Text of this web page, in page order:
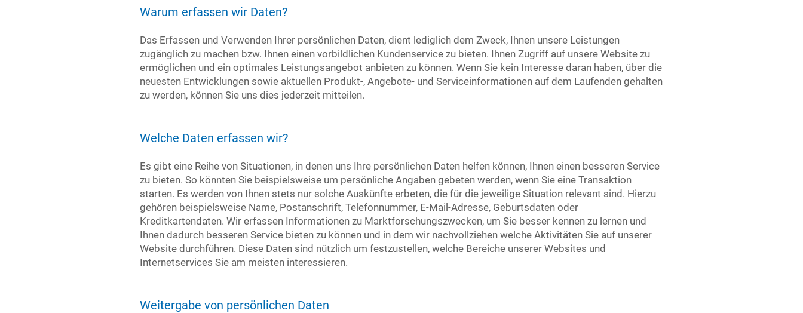
Warum erfassen wir Daten?
Das Erfassen und Verwenden Ihrer persönlichen Daten, dient lediglich dem Zweck, Ihnen unsere Leistungen
zugänglich zu machen bzw. Ihnen einen vorbildlichen Kundenservice zu bieten. Ihnen Zugriff auf unsere Website zu
ermöglichen und ein optimales Leistungsangebot anbieten zu können. Wenn Sie kein Interesse daran haben, über die
neuesten Entwicklungen sowie aktuellen Produkt-, Angebote- und Serviceinformationen auf dem Laufenden gehalten
zu werden, können Sie uns dies jederzeit mitteilen.
Welche Daten erfassen wir?
Es gibt eine Reihe von Situationen, in denen uns Ihre persönlichen Daten helfen können, Ihnen einen besseren Service
zu bieten. So könnten Sie beispielsweise um persönliche Angaben gebeten werden, wenn Sie eine Transaktion
starten. Es werden von Ihnen stets nur solche Auskünfte erbeten, die für die jeweilige Situation relevant sind. Hierzu
gehören beispielsweise Name, Postanschrift, Telefonnummer, E-Mail-Adresse, Geburtsdaten oder
Kreditkartendaten. Wir erfassen Informationen zu Marktforschungszwecken, um Sie besser kennen zu lernen und
Ihnen dadurch besseren Service bieten zu können und in dem wir nachvollziehen welche Aktivitäten Sie auf unserer
Website durchführen. Diese Daten sind nützlich um festzustellen, welche Bereiche unserer Websites und
Internetservices Sie am meisten interessieren.
Weitergabe von persönlichen Daten